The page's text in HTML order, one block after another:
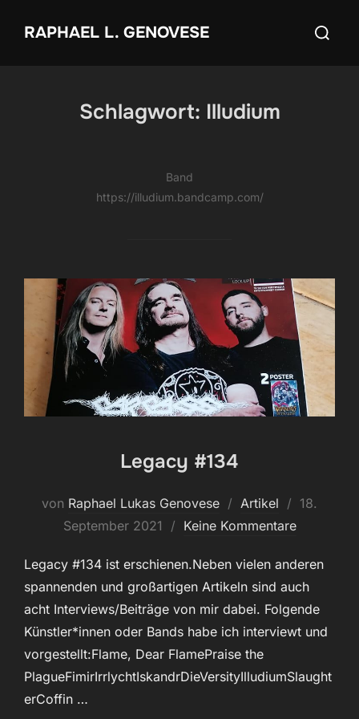
InhaltRAPHAEL L. GENOVESE
Suchen
Schlagwort: Illudium
Band
https://illudium.bandcamp.com/
Legacy #134
von Raphael Lukas Genovese Artikel
18.
September 2021
Keine Kommentare
Legacy #134 ist erschienen.Neben vielen anderen
spannenden und großartigen Artikeln sind auch
acht Interviews/Beiträge von mir dabei. Folgende
Künstler*innen oder Bands habe ich interviewt und
vorgestellt:Flame, Dear FlamePraise the
PlagueFimirIrrlychtIskandrDieVersityIlludiumSlaught
erCoffin …